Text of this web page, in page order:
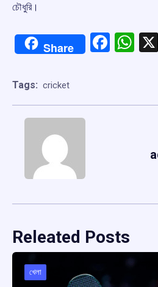
চৌধুরি।
Share
Tags: cricket
Releated Posts
খেলা